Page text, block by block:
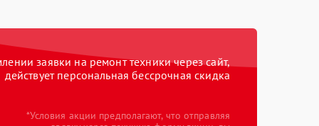
заявки на ремонт техники через сайт,
действует персональная бессрочная скидка
*Условия акции предполагают, что отправляя